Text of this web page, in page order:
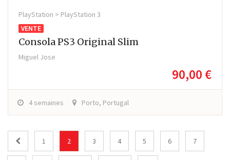
PlayStation > PlayStation 3
VENTE
Consola PS3 Original Slim
Miguel Jose
90,00 €
4 semaines Porto, Portugal
1 2 3 4 5 6 7